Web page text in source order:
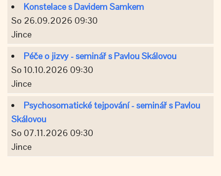
Konstelace s Davidem Samkem
So 26.09.2026 09:30
Jince
Péče o jizvy - seminář s Pavlou Skálovou
So 10.10.2026 09:30
Jince
Psychosomatické tejpování - seminář s Pavlou
Skálovou
So 07.11.2026 09:30
Jince